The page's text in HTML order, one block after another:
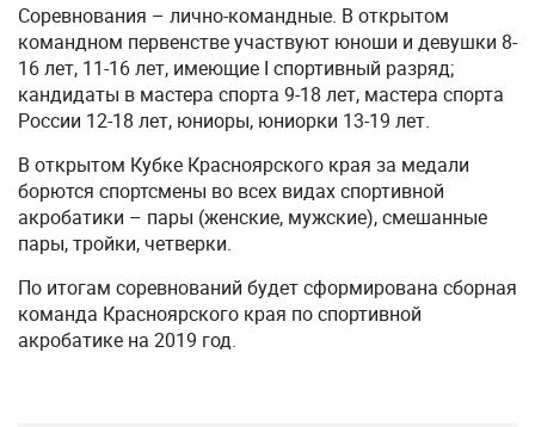
Соревнования – лично-командные. В открытом
командном первенстве участвуют юноши и девушки 8-
16 лет, 11-16 лет, имеющие I спортивный разряд;
кандидаты в мастера спорта 9-18 лет, мастера спорта
России 12-18 лет, юниоры, юниорки 13-19 лет.
В открытом Кубке Красноярского края за медали
борются спортсмены во всех видах спортивной
акробатики – пары (женские, мужские), смешанные
пары, тройки, четверки.
По итогам соревнований будет сформирована сборная
команда Красноярского края по спортивной
акробатике на 2019 год.